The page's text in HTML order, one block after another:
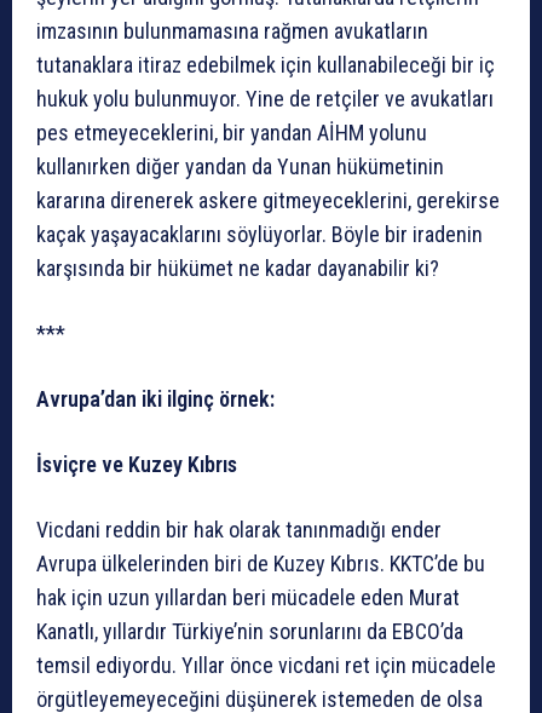
imzasının bulunmamasına rağmen avukatların
tutanaklara itiraz edebilmek için kullanabileceği bir iç
hukuk yolu bulunmuyor. Yine de retçiler ve avukatları
pes etmeyeceklerini, bir yandan AİHM yolunu
kullanırken diğer yandan da Yunan hükümetinin
kararına direnerek askere gitmeyeceklerini, gerekirse
kaçak yaşayacaklarını söylüyorlar. Böyle bir iradenin
karşısında bir hükümet ne kadar dayanabilir ki?
***
Avrupa’dan iki ilginç örnek:
İsviçre ve Kuzey Kıbrıs
Vicdani reddin bir hak olarak tanınmadığı ender
Avrupa ülkelerinden biri de Kuzey Kıbrıs. KKTC’de bu
hak için uzun yıllardan beri mücadele eden Murat
Kanatlı, yıllardır Türkiye’nin sorunlarını da EBCO’da
temsil ediyordu. Yıllar önce vicdani ret için mücadele
örgütleyemeyeceğini düşünerek istemeden de olsa